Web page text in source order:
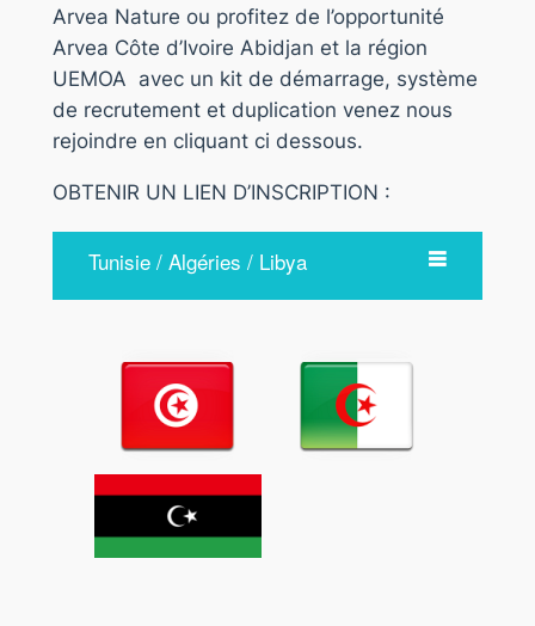
Arvea Nature ou profitez de l’opportunité
Arvea Côte d’Ivoire Abidjan et la région
UEMOA avec un kit de démarrage, système
de recrutement et duplication venez nous
rejoindre en cliquant ci dessous.
OBTENIR UN LIEN D’INSCRIPTION :
Tunisie / Algéries / Libya